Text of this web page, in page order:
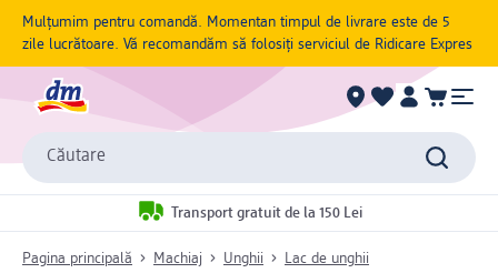
Mulțumim pentru comandă. Momentan timpul de livrare este de 5
zile lucrătoare. Vă recomandăm să folosiți serviciul de Ridicare Expres
Căutare
Transport gratuit de la 150 Lei
Pagina principală Machiaj Unghii Lac de unghii